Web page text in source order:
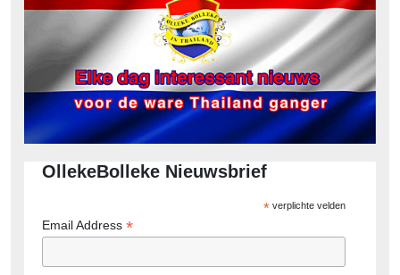
OllekeBolleke Nieuwsbrief
*verplichte velden
Email Address *